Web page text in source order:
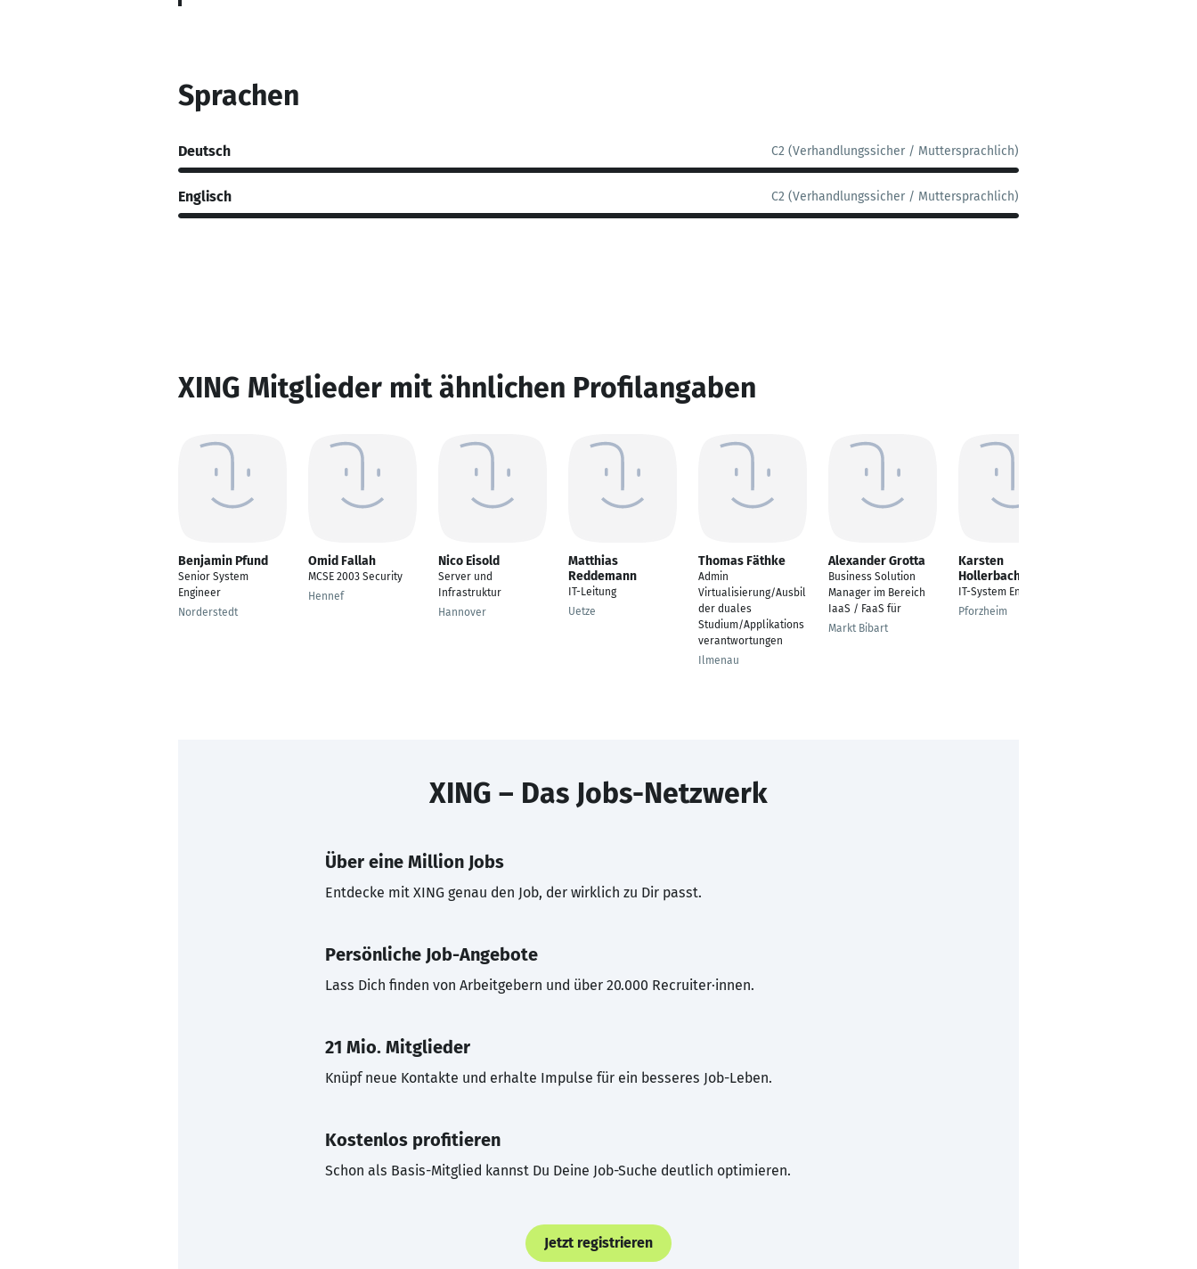
Sprachen
Deutsch C2 (Verhandlungssicher / Muttersprachlich)
Englisch C2 (Verhandlungssicher / Muttersprachlich)
XING Mitglieder mit ähnlichen Profilangaben
Benjamin Pfund
Senior System
Engineer
Norderstedt
Omid Fallah
MCSE 2003 Security
Hennef
Nico Eisold
Server und
Infrastruktur
Hannover
Matthias
Reddemann
IT-Leitung
Uetze
Thomas Fäthke
Admin
Virtualisierung/Ausbil
der duales
Studium/Applikations
verantwortungen
Ilmenau
Alexander Grotta
Business Solution
Manager im Bereich
IaaS / FaaS für
Markt Bibart
Karsten
Hollerbach
IT-System Engineer
Pforzheim
XING – Das Jobs-Netzwerk
Über eine Million Jobs
Entdecke mit XING genau den Job, der wirklich zu Dir passt.
Persönliche Job-Angebote
Lass Dich finden von Arbeitgebern und über 20.000 Recruiter·innen.
21 Mio. Mitglieder
Knüpf neue Kontakte und erhalte Impulse für ein besseres Job-Leben.
Kostenlos profitieren
Schon als Basis-Mitglied kannst Du Deine Job-Suche deutlich optimieren.
Jetzt registrieren